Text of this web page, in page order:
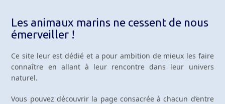
Les animaux marins ne cessent de nous
émerveiller !
Ce site leur est dédié et a pour ambition de mieux les faire
connaître en allant à leur rencontre dans leur univers
naturel.
Vous pouvez découvrir la page consacrée à chacun d’entre